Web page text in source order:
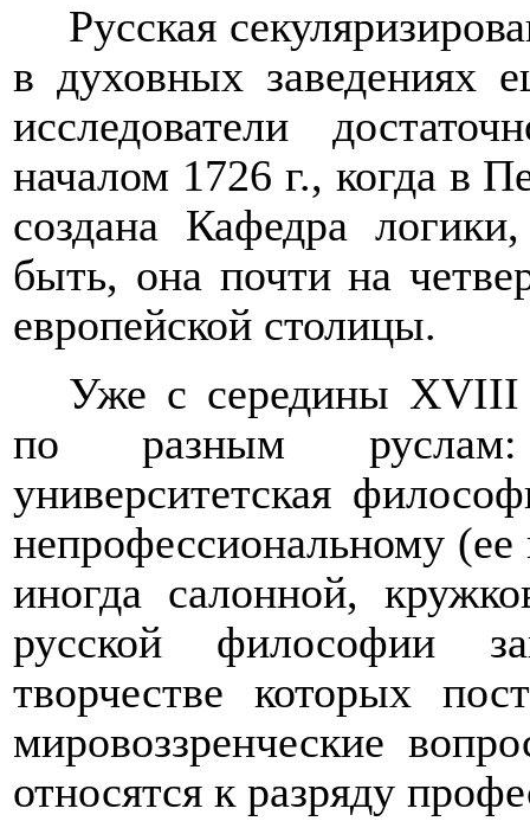
Русская
в духовных заведениях
исследователи
началом 1726 г., когда в
создана Кафедра
быть, она почти на
европейской столицы.
Уже с середины XVIII
по разным руслам:
университетская
непрофессиональному
иногда салонной,
русской философии
творчестве которых
мировоззренческие
относятся к разряду